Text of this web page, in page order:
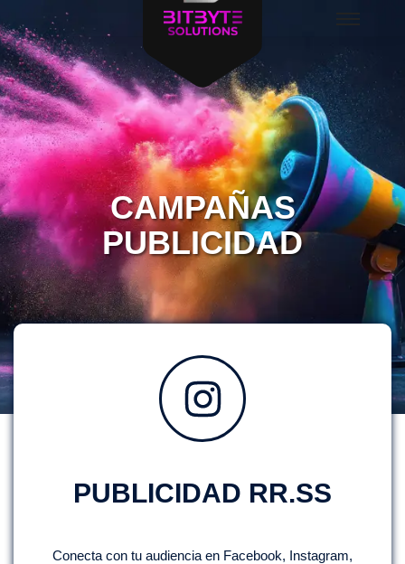
CAMPAÑAS
PUBLICIDAD
PUBLICIDAD RR.SS
Conecta con tu audiencia en Facebook, Instagram,